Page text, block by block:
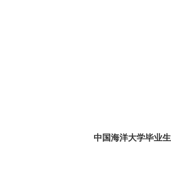
中国海洋大学毕业